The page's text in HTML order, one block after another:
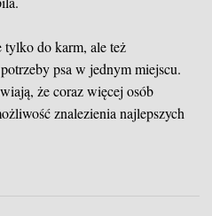
do karm, ale też
psa w jednym miejscu.
że coraz więcej osób
znalezienia najlepszych